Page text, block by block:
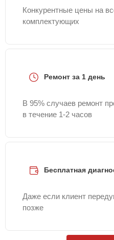
Конкурентные цены на
комплектующих
Ремонт за 1 день
В 95% случаев ремонт
в течение 1-2 часов
Бесплатная
Даже если клиент
позже